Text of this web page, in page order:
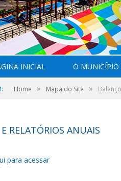
INICIAL O MUNICÍPIO
Home » Mapa do Site »
RELATÓRIOS ANUAIS
para acessar